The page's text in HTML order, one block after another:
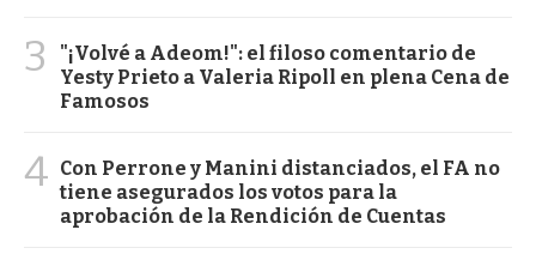
3
"¡Volvé a Adeom!": el filoso comentario de
Yesty Prieto a Valeria Ripoll en plena Cena de
Famosos
4 Con Perrone y Manini distanciados, el FA no
tiene asegurados los votos para la
aprobación de la Rendición de Cuentas